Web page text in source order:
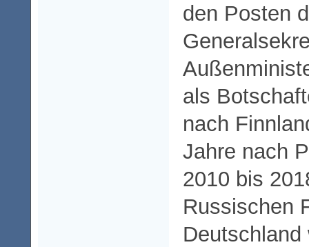
den Posten
als
nach
Jahre nach
2010 bis
Russischen